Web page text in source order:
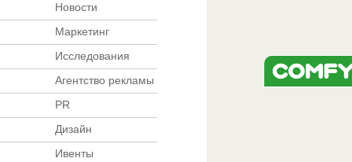
Новости
Маркетинг
Исследования
Агентство рекламы
PR
Дизайн
Ивенты